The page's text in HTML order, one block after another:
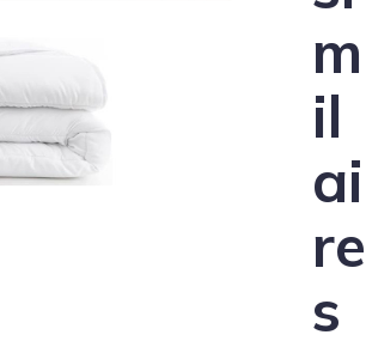
m
il
ai
re
s